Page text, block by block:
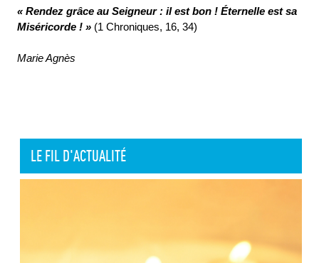
« Rendez grâce au Seigneur : il est bon ! Éternelle est sa
Miséricorde ! » (1 Chroniques, 16, 34)
Marie Agnès
LE FIL D'ACTUALITÉ